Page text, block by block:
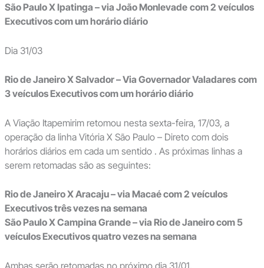
São Paulo X Ipatinga – via João Monlevade com 2 veículos
Executivoscom um horário diário
Dia 31/03
Rio de Janeiro X Salvador – Via Governador Valadares com
3 veículos Executivoscom um horário diário
A Viação Itapemirim retomou nesta sexta-feira, 17/03, a
operação da linha Vitória X São Paulo – Direto com dois
horários diários em cada um sentido . As próximas linhas a
serem retomadas são as seguintes:
Rio de Janeiro X Aracaju – via Macaé com 2 veículos
Executivos três vezes na semana
São Paulo X Campina Grande – via Rio de Janeiro com 5
veículos Executivosquatro vezes na semana
Ambas serão retomadas no próximo dia 31/01.